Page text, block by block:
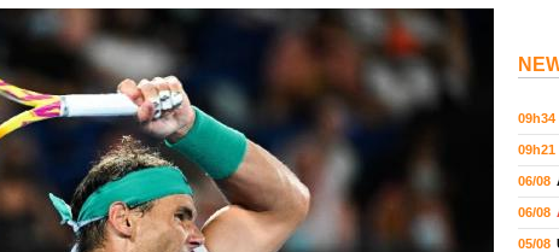
09h34
09h21
06/08
06/08
05/08